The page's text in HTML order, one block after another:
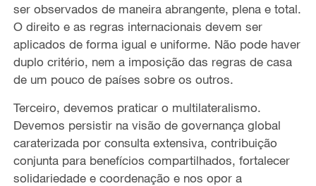
ser observados de maneira abrangente, plena e total.
O direito e as regras internacionais devem ser
aplicados de forma igual e uniforme. Não pode haver
duplo critério, nem a imposição das regras de casa
de um pouco de países sobre os outros.
Terceiro, devemos praticar o multilateralismo.
Devemos persistir na visão de governança global
caraterizada por consulta extensiva, contribuição
conjunta para benefícios compartilhados, fortalecer
solidariedade e coordenação e nos opor a